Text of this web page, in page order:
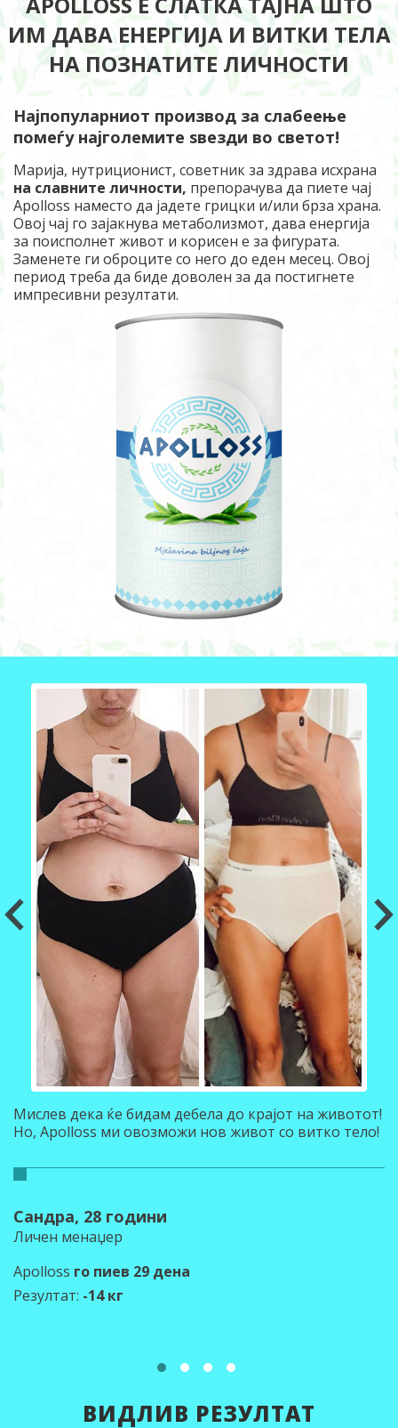
ИМ ДАВА ЕНЕРГИЈА И ВИТКИ ТЕЛА
НА ПОЗНАТИТЕ ЛИЧНОСТИ
Најпопуларниот производ за слабеење
помеѓу најголемите ѕвезди во светот!
Марија, нутриционист, советник за здрава исхрана
на славните личности, препорачува да пиете чај
Apolloss наместо да јадете грицки и/или брза храна.
Овој чај го зајакнува метаболизмот, дава енергија
за поисполнет живот и корисен е за фигурата.
Заменете ги оброците со него до еден месец. Овој
период треба да биде доволен за да постигнете
импресивни резултати.
Мислев дека ќе бидам дебела до крајот на животот!
Но, Apolloss ми овозможи нов живот со витко тело!
Сандра, 28 години
Личен менаџер
Apolloss го пиев 29 дена
Резултат: -14 кг
ВИДЛИВ РЕЗУЛТАТ